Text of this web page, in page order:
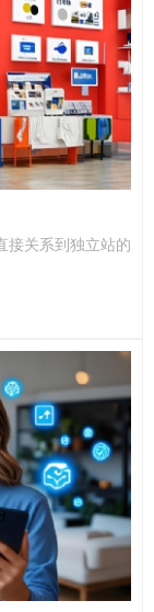
接关系到独立站的